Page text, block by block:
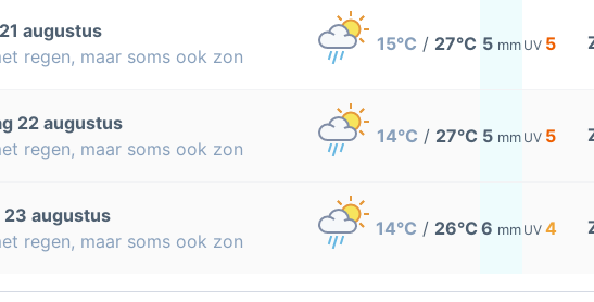
augustus
regen, maar soms ook zon
15°C / 27°C 5 mm UV 5
22 augustus
regen, maar soms ook zon
14°C / 27°C 5 mm UV 5
23 augustus
regen, maar soms ook zon
14°C / 26°C 6 mm UV 4